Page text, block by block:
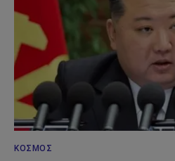
ΚΌΣΜΟΣ